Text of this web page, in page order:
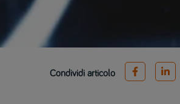
Condividi articolo